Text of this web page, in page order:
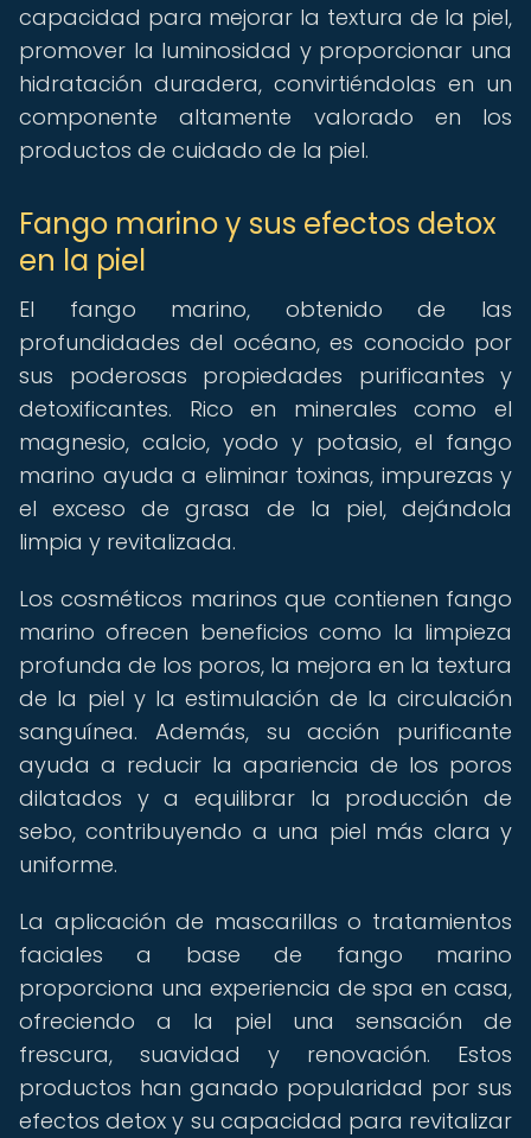
capacidad para mejorar la textura de la piel,
promover la luminosidad y proporcionar una
hidratación duradera, convirtiéndolas en un
componente altamente valorado en los
productos de cuidado de la piel.
Fango marino y sus efectos detox
en la piel
El fango marino, obtenido de las
profundidades del océano, es conocido por
sus poderosas propiedades purificantes y
detoxificantes. Rico en minerales como el
magnesio, calcio, yodo y potasio, el fango
marino ayuda a eliminar toxinas, impurezas y
el exceso de grasa de la piel, dejándola
limpia y revitalizada.
Los cosméticos marinos que contienen fango
marino ofrecen beneficios como la limpieza
profunda de los poros, la mejora en la textura
de la piel y la estimulación de la circulación
sanguínea. Además, su acción purificante
ayuda a reducir la apariencia de los poros
dilatados y a equilibrar la producción de
sebo, contribuyendo a una piel más clara y
uniforme.
La aplicación de mascarillas o tratamientos
faciales a base de fango marino
proporciona una experiencia de spa en casa,
ofreciendo a la piel una sensación de
frescura, suavidad y renovación. Estos
productos han ganado popularidad por sus
efectos detox y su capacidad para revitalizar